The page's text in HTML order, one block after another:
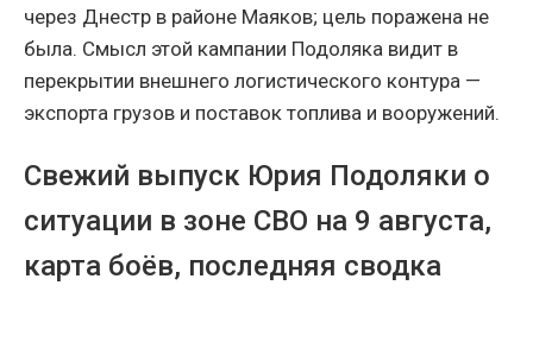
через Днестр в районе Маяков; цель поражена не
была. Смысл этой кампании Подоляка видит в
перекрытии внешнего логистического контура —
экспорта грузов и поставок топлива и вооружений.
Свежий выпуск Юрия Подоляки о
ситуации в зоне СВО на 9 августа,
карта боёв, последняя сводка